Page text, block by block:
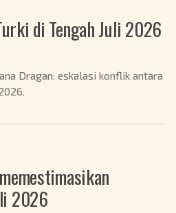
di Tengah Juli 2026
Dragan: eskalasi konflik antara
2026